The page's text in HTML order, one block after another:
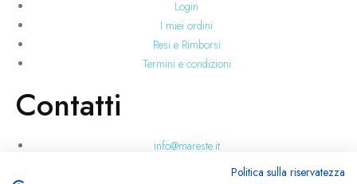
Login
I miei ordini
Resi e Rimborsi
Termini e condizioni
Contatti
info@mareste.it
+39 346 228 3718Politica sulla riservatezza